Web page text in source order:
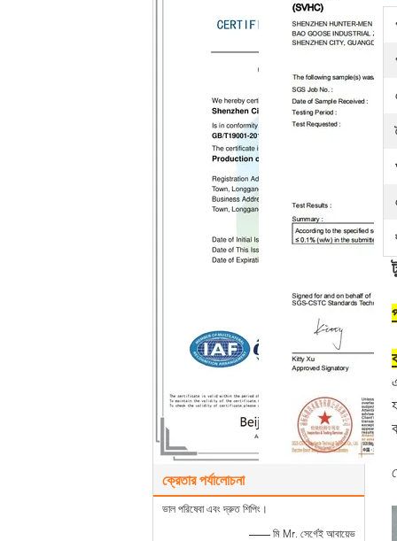
ক্রেতার পর্যালোচনা
ভাল পরিষেবা এবং দ্রুত শিপিং।
—— মি Mr. সের্গেই আবায়েভ